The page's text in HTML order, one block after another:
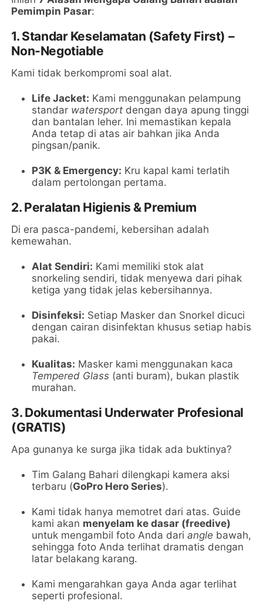
Pemimpin Pasar:
1. Standar Keselamatan (Safety First) –
Non-Negotiable
Kami tidak berkompromi soal alat.
Life Jacket: Kami menggunakan pelampung
standar watersport dengan daya apung tinggi
dan bantalan leher. Ini memastikan kepala
Anda tetap di atas air bahkan jika Anda
pingsan/panik.
P3K & Emergency: Kru kapal kami terlatih
dalam pertolongan pertama.
2. Peralatan Higienis & Premium
Di era pasca-pandemi, kebersihan adalah
kemewahan.
Alat Sendiri: Kami memiliki stok alat
snorkeling sendiri, tidak menyewa dari pihak
ketiga yang tidak jelas kebersihannya.
Disinfeksi: Setiap Masker dan Snorkel dicuci
dengan cairan disinfektan khusus setiap habis
pakai.
Kualitas: Masker kami menggunakan kaca
Tempered Glass (anti buram), bukan plastik
murahan.
3. Dokumentasi Underwater Profesional
(GRATIS)
Apa gunanya ke surga jika tidak ada buktinya?
Tim Galang Bahari dilengkapi kamera aksi
terbaru (GoPro Hero Series).
Kami tidak hanya memotret dari atas. Guide
kami akan menyelam ke dasar (freedive)
untuk mengambil foto Anda dariangle bawah,
sehingga foto Anda terlihat dramatis dengan
latar belakang karang.
Kami mengarahkan gaya Anda agar terlihat
seperti profesional.